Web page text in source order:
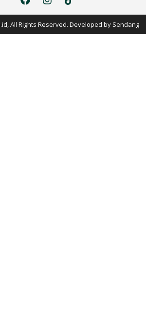
All Rights Reserved. Developed by Sendang